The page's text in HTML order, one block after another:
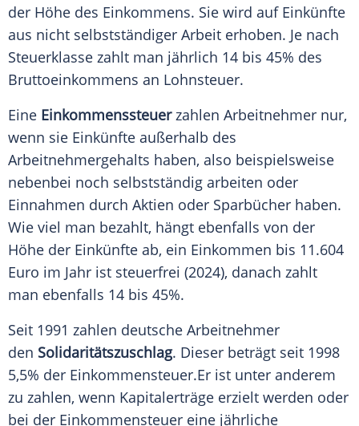
der Höhe des Einkommens. Sie wird auf Einkünfte
aus nicht selbstständiger Arbeit erhoben. Je nach
Steuerklasse zahlt man jährlich 14 bis 45% des
Bruttoeinkommens an Lohnsteuer.
Eine Einkommenssteuerzahlen Arbeitnehmer nur,
wenn sie Einkünfte außerhalb des
Arbeitnehmergehalts haben, also beispielsweise
nebenbei noch selbstständig arbeiten oder
Einnahmen durch Aktien oder Sparbücher haben.
Wie viel man bezahlt, hängt ebenfalls von der
Höhe der Einkünfte ab, ein Einkommen bis 11.604
Euro im Jahr ist steuerfrei (2024), danach zahlt
man ebenfalls 14 bis 45%.
Seit 1991 zahlen deutsche Arbeitnehmer
den Solidaritätszuschlag. Dieser beträgt seit 1998
5,5% der Einkommensteuer.Er ist unter anderem
zu zahlen, wenn Kapitalerträge erzielt werden oder
bei der Einkommensteuer eine jährliche